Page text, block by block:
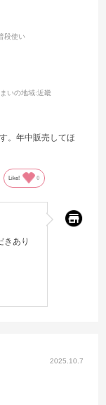
段使い
いの地域:近畿
。年中販売してほ
Like! 0
きあり
2025.10.7